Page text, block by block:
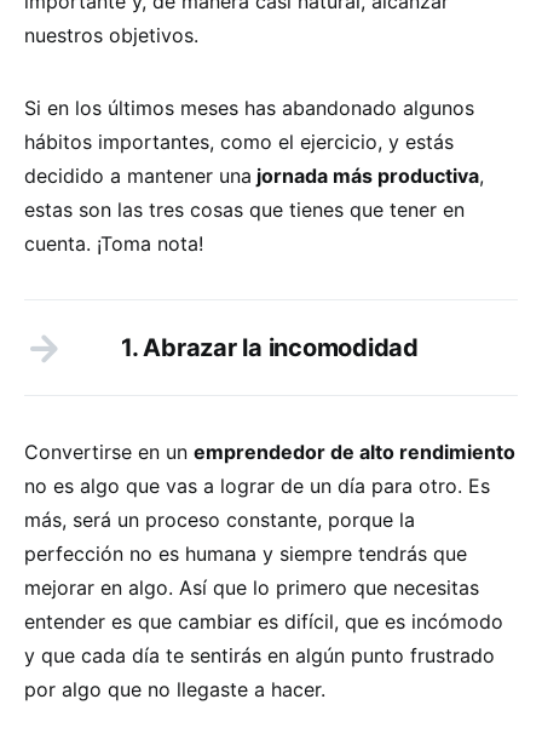
nuestros objetivos.
Si en los últimos meses has abandonado algunos
hábitos importantes, como el ejercicio, y estás
decidido a mantener una jornada más productiva,
estas son las tres cosas que tienes que tener en
cuenta. ¡Toma nota!
1. Abrazar la incomodidad
Convertirse en un emprendedor de alto rendimiento
no es algo que vas a lograr de un día para otro. Es
más, será un proceso constante, porque la
perfección no es humana y siempre tendrás que
mejorar en algo. Así que lo primero que necesitas
entender es que cambiar es difícil, que es incómodo
y que cada día te sentirás en algún punto frustrado
por algo que no llegaste a hacer.